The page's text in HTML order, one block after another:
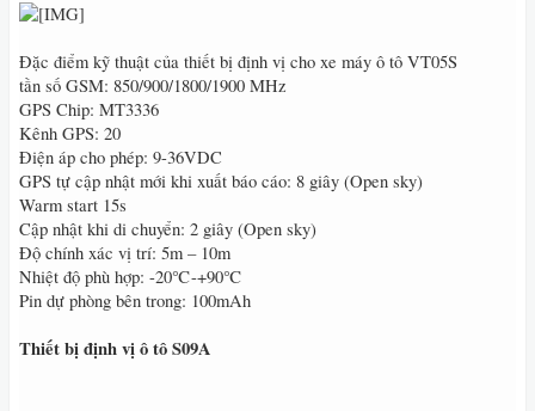
Đặc điểm kỹ thuật của thiết bị định vị cho xe máy ô tô VT05S
tần số GSM: 850/900/1800/1900 MHz
GPS Chip: MT3336
Kênh GPS: 20
Điện áp cho phép: 9-36VDC
GPS tự cập nhật mới khi xuất báo cáo: 8 giây (Open sky)
Warm start 15s
Cập nhật khi di chuyển: 2 giây (Open sky)
Độ chính xác vị trí: 5m – 10m
Nhiệt độ phù hợp: -20℃-+90℃
Pin dự phòng bên trong: 100mAh
Thiết bị định vị ô tô S09A